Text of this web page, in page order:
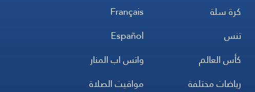
كرة سلة
تنس
كأس العالم
رياضات مختلفة
Français
Español
واتس اب المنار
مواقيت الصلاة